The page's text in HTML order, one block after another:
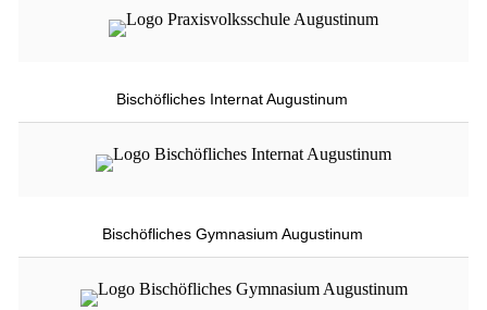
Bischöfliches Internat Augustinum
Bischöfliches Gymnasium Augustinum